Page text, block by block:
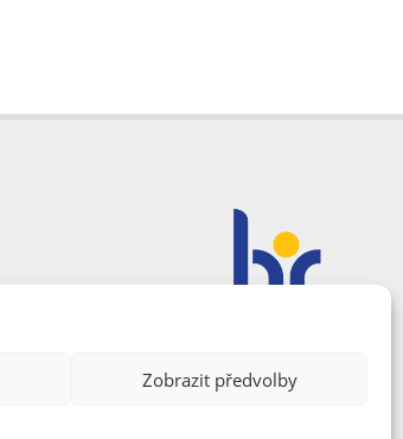
Zobrazit předvolby